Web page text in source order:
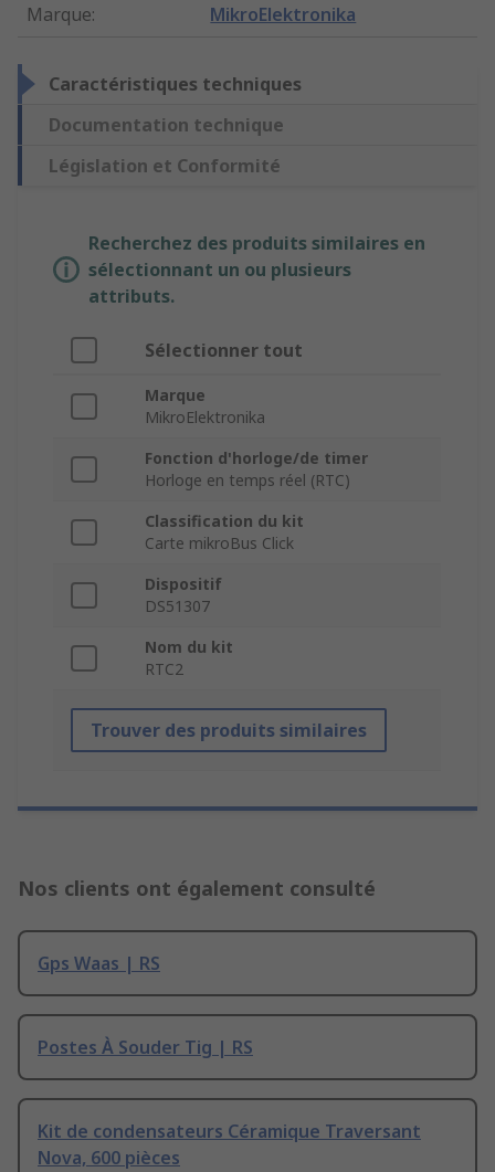
Marque: MikroElektronika
Caractéristiques techniques
Documentation technique
Législation et Conformité
Recherchez des produits similaires en
sélectionnant un ou plusieurs
attributs.
Sélectionner tout
Marque
MikroElektronika
Fonction d'horloge/de timer
Horloge en temps réel (RTC)
Classification du kit
Carte mikroBus Click
Dispositif
DS51307
Nom du kit
RTC2
Trouver des produits similaires
Nos clients ont également consulté
Gps Waas | RS
Postes À Souder Tig | RS
Kit de condensateurs Céramique Traversant
Nova, 600 pièces